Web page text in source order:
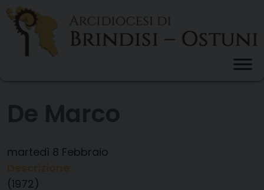
Skip
content
martedì 8 Febbraio
(1972)